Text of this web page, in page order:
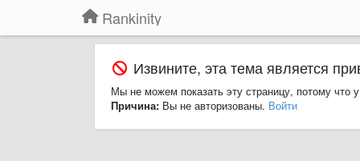
Rankinity
Извините, эта тема является
Мы не можем показать эту страницу, потому что
Причина: Вы не авторизованы. Войти